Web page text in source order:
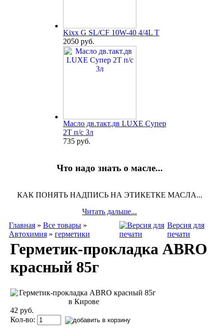
Kixx G SL/CF 10W-40 4/4L T
2050 руб.
Масло дв.такт.дв LUXE Супер
2Т п/с 3л
735 руб.
Что надо знать о масле...
КАК ПОНЯТЬ НАДПИСЬ НА ЭТИКЕТКЕ МАСЛА...
Читать дальше...
Главная » Все товары »
Автохимия » герметики
Версия для
печати
Герметик-прокладка ABRO
красный 85г
42 руб.
Кол-во: